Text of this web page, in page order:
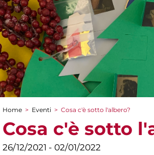
Tu sei qui
Home > Eventi > Cosa c'è sotto l'albero?
Cosa c'è sotto
26/12/2021 - 02/01/2022